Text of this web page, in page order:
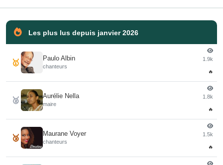
Les plus lus depuis janvier 2026
🥇 Paulo Albin
chanteurs
1.9k
🔥
🥈 Aurélie Nella
maire
1.8k
🔥
🥉 Maurane Voyer
chanteurs
1.5k
🔥